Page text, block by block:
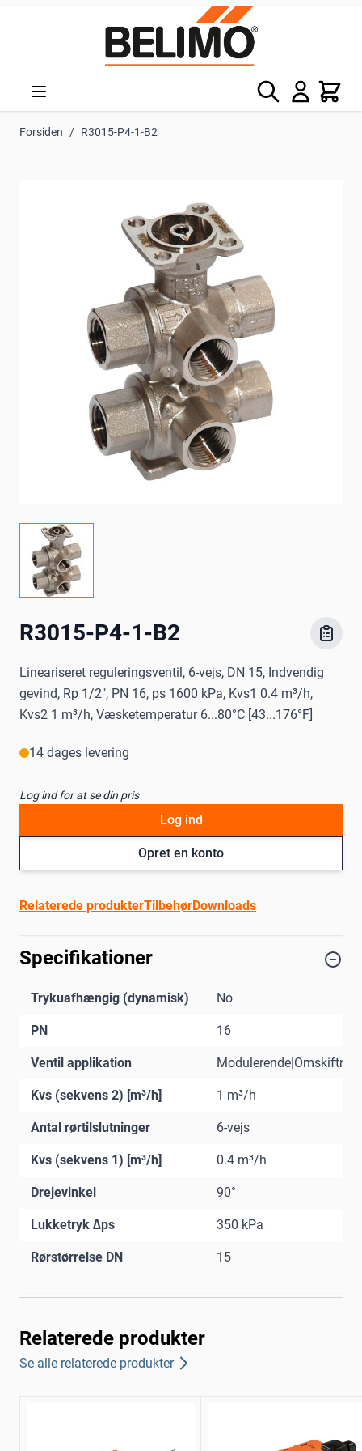
Søg Kurv
Forsiden / R3015-P4-1-B2
R3015-P4-1-B2
Lineariseret reguleringsventil, 6-vejs, DN 15, Indvendig
gevind, Rp 1/2", PN 16, ps 1600 kPa, Kvs1 0.4 m³/h,
Kvs2 1 m³/h, Væsketemperatur 6...80°C [43...176°F]
14 dages levering
Log ind for at se din pris
Opret en konto
Log ind
Relaterede produkterTilbehørDownloads
Specifikationer
Trykuafhængig (dynamisk) No
PN 16
Ventil applikation
Kvs (sekvens 2) [m³/h] 1 m³/h
Antal rørtilslutninger 6-vejs
Kvs (sekvens 1) [m³/h] 0.4 m³/h
Drejevinkel 90°
Lukketryk ∆ps 350 kPa
Rørstørrelse DN 15
Relaterede produkter
Se alle relaterede produkter